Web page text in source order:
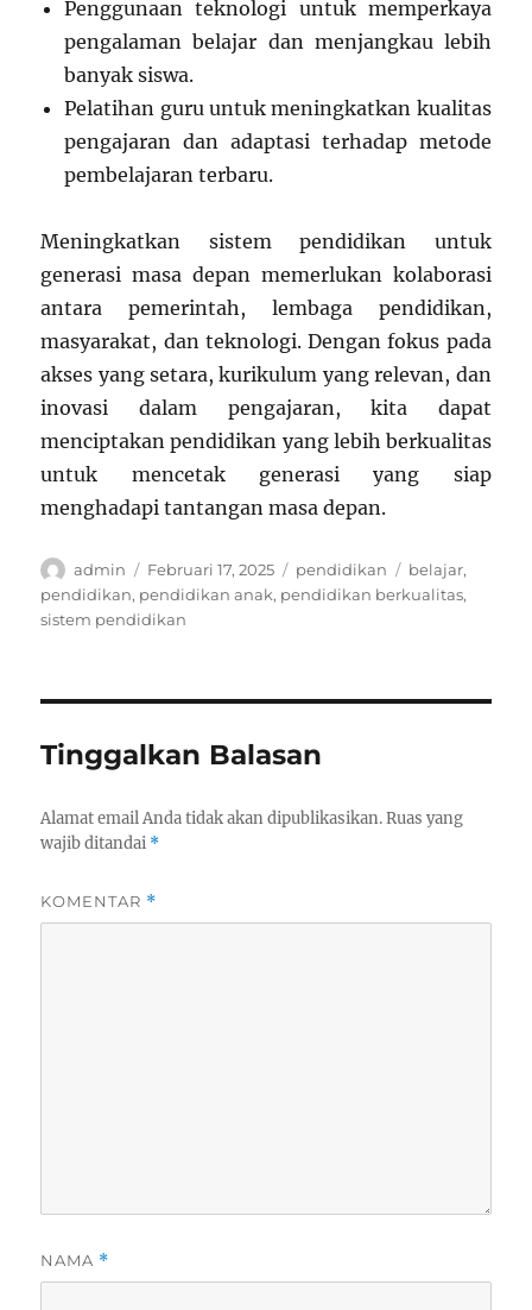
Penggunaan teknologi untuk memperkaya
pengalaman belajar dan menjangkau lebih
banyak siswa.
Pelatihan guru untuk meningkatkan kualitas
pengajaran dan adaptasi terhadap metode
pembelajaran terbaru.
Meningkatkan sistem pendidikan untuk
generasi masa depan memerlukan kolaborasi
antara pemerintah, lembaga pendidikan,
masyarakat, dan teknologi. Dengan fokus pada
akses yang setara, kurikulum yang relevan, dan
inovasi dalam pengajaran, kita dapat
menciptakan pendidikan yang lebih berkualitas
untuk mencetak generasi yang siap
menghadapi tantangan masa depan.
Author
admin
Posted
on
Februari 17, 2025 Categories
pendidikan Tags
belajar,
pendidikan, pendidikan anak, pendidikan berkualitas,
sistem pendidikan
Tinggalkan Balasan
Alamat email Anda tidak akan dipublikasikan. Ruas yang
wajib ditandai *
KOMENTAR *
NAMA *